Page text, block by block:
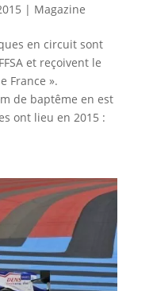
| Magazine
en circuit sont
et reçoivent le
France ».
de baptême en est
ont lieu en 2015 :